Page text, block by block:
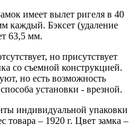
имеет вылет ригеля в 40
каждый. Бэксет (удаление
63,5 мм.
но присутствует
со съемной конструкцией.
но есть возможность
установки - врезной.
индивидуальной упаковки
товара – 1920 г. Цвет замка –